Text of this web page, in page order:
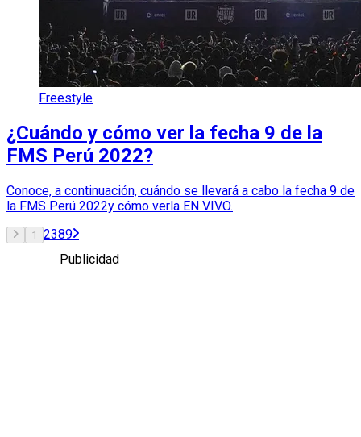
Freestyle
¿Cuándo y cómo ver la fecha 9 de la
FMS Perú 2022?
Conoce, a continuación, cuándo se llevará a cabo la fecha 9 de
la FMS Perú 2022y cómo verla EN VIVO.
1 2389
Publicidad